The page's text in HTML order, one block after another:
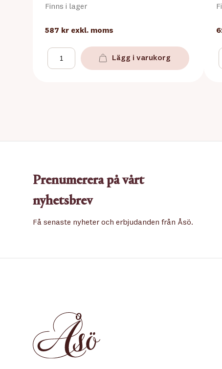
Finns i lager
587 kr exkl. moms
Lägg i varukorg
Prenumerera på vårt
nyhetsbrev
Få senaste nyheter och erbjudanden från Åsö.